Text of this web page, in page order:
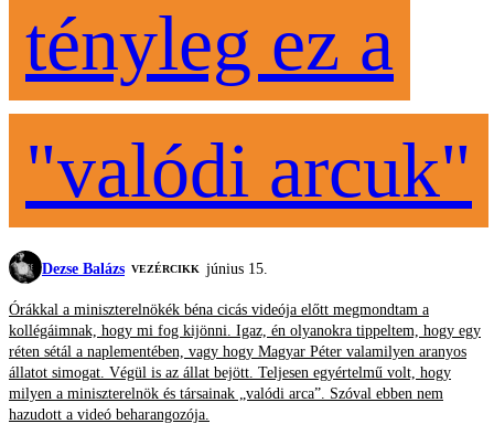
tényleg ez a
"valódi arcuk"
Dezse Balázs VEZÉRCIKK június 15.
Órákkal a miniszterelnökék béna cicás videója előtt megmondtam a
kollégáimnak, hogy mi fog kijönni. Igaz, én olyanokra tippeltem, hogy egy
réten sétál a naplementében, vagy hogy Magyar Péter valamilyen aranyos
állatot simogat. Végül is az állat bejött. Teljesen egyértelmű volt, hogy
milyen a miniszterelnök és társainak „valódi arca”. Szóval ebben nem
hazudott a videó beharangozója.